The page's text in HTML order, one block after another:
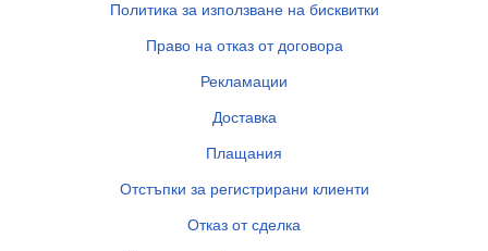
Политика за използване на бисквитки
Право на отказ от договора
Рекламации
Доставка
Плащания
Отстъпки за регистрирани клиенти
Отказ от сделка